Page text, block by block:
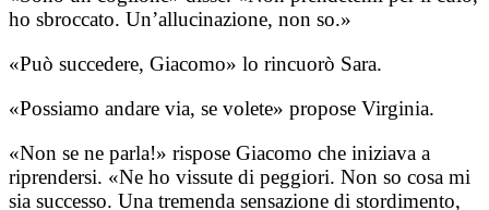
ho sbroccato. Un’allucinazione, non so.»
«Può succedere, Giacomo» lo rincuorò Sara.
«Possiamo andare via, se volete» propose Virginia.
«Non se ne parla!» rispose Giacomo che iniziava a
riprendersi. «Ne ho vissute di peggiori. Non so cosa mi
sia successo. Una tremenda sensazione di stordimento,